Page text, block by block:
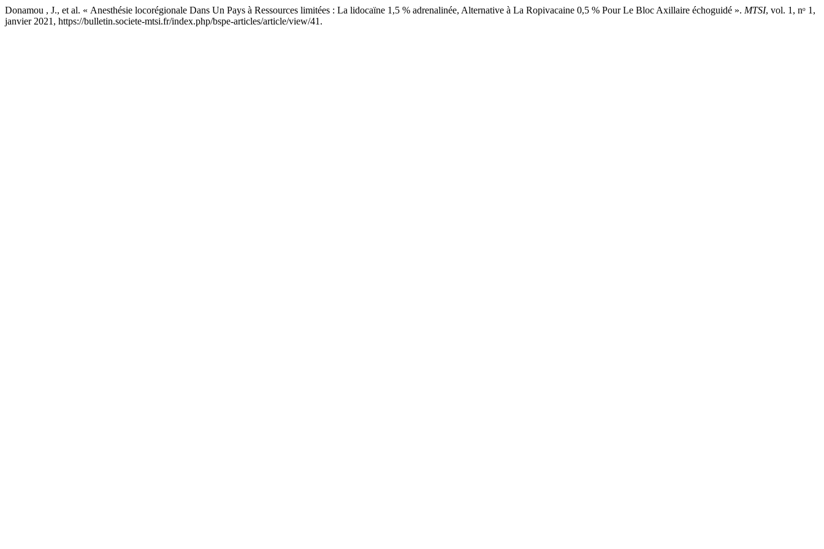
Donamou , J., et al. « Anesthésie locorégionale Dans Un Pays à Ressources limitées : La lidocaïne 1,5 % adrenalinée, Alternative à La Ropivacaine 0,5 % Pour Le Bloc Axillaire échoguidé ». MTSI, vol. 1, nᵒ 1,
janvier 2021, https://bulletin.societe-mtsi.fr/index.php/bspe-articles/article/view/41.